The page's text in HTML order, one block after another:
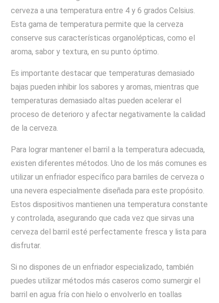
cerveza a una temperatura entre 4 y 6 grados Celsius.
Esta gama de temperatura permite que la cerveza
conserve sus características organolépticas, como el
aroma, sabor y textura, en su punto óptimo.
Es importante destacar que temperaturas demasiado
bajas pueden inhibir los sabores y aromas, mientras que
temperaturas demasiado altas pueden acelerar el
proceso de deterioro y afectar negativamente la calidad
de la cerveza.
Para lograr mantener el barril a la temperatura adecuada,
existen diferentes métodos. Uno de los más comunes es
utilizar un enfriador específico para barriles de cerveza o
una nevera especialmente diseñada para este propósito.
Estos dispositivos mantienen una temperatura constante
y controlada, asegurando que cada vez que sirvas una
cerveza del barril esté perfectamente fresca y lista para
disfrutar.
Si no dispones de un enfriador especializado, también
puedes utilizar métodos más caseros como sumergir el
barril en agua fría con hielo o envolverlo en toallas